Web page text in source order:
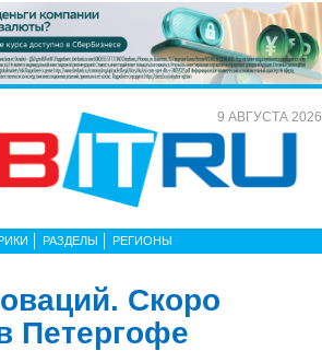
9 АВГУСТА 2026
РАЗДЕЛЫ РЕГИОНЫ
Скоро
Петергофе